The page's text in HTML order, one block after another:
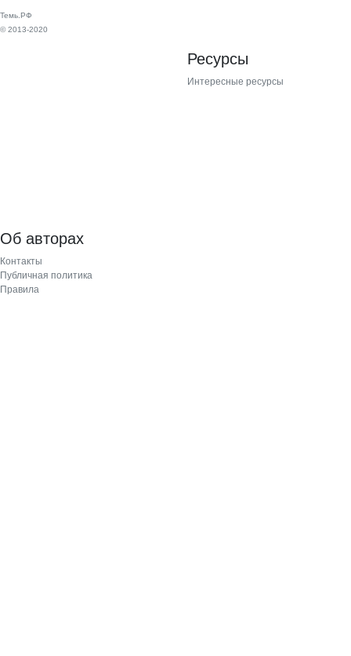
Темь.РФ
© 2013-2020
Ресурсы
Интересные ресурсы
Об авторах
Контакты
Публичная политика
Правила